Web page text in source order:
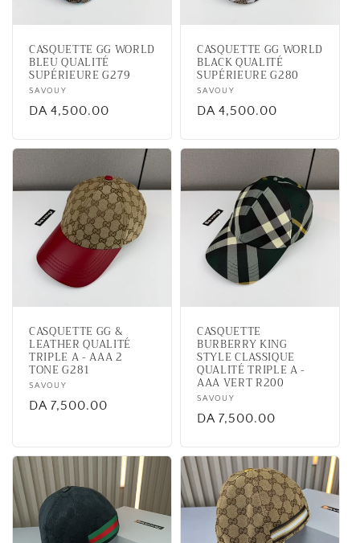
CASQUETTE GG WORLD
BLEU QUALITÉ
SUPÉRIEURE G279
Vendor:
SAVOUY
Regular
DA 4,500.00
CASQUETTE GG WORLD
BLACK QUALITÉ
SUPÉRIEURE G280
Vendor:
SAVOUY
Regular
DA 4,500.00
CASQUETTE GG &
LEATHER QUALITÉ
TRIPLE A - AAA 2
TONE G281
Vendor:
SAVOUY
Regular
DA 7,500.00
CASQUETTE
BURBERRY KING
STYLE CLASSIQUE
QUALITÉ TRIPLE A -
AAA VERT R200
Vendor:
SAVOUY
Regular
DA 7,500.00